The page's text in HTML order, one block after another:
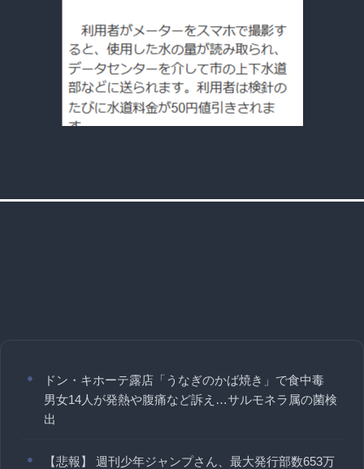
ドン・キホーテ露店「うなぎのかば焼き」で食中毒
男女14人が発熱や腹痛など訴え…サルモネラ属の菌検
出
【悲報】 週刊少年ジャンプさん、最大発行部数653万